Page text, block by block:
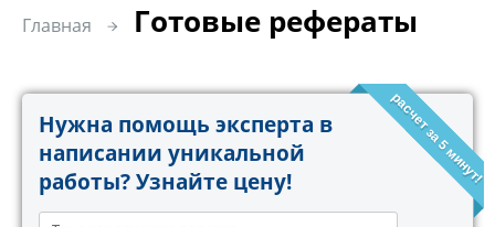
Главная Готовые рефераты
расчет за 5 минут!
Нужна помощь эксперта в
написании уникальной
работы? Узнайте цену!